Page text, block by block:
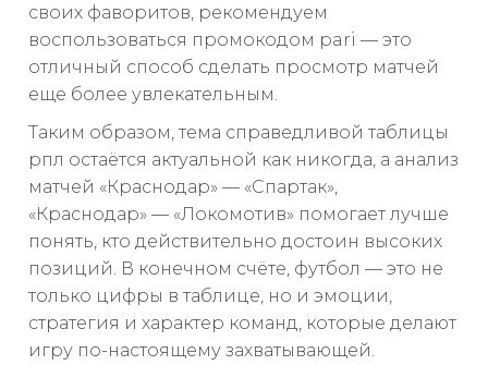
своих фаворитов, рекомендуем
воспользоваться промокодом pari — это
отличный способ сделать просмотр матчей
еще более увлекательным.
Таким образом, тема справедливой таблицы
рпл остаётся актуальной как никогда, а анализ
матчей «Краснодар» — «Спартак»,
«Краснодар» — «Локомотив» помогает лучше
понять, кто действительно достоин высоких
позиций. В конечном счёте, футбол — это не
только цифры в таблице, но и эмоции,
стратегия и характер команд, которые делают
игру по-настоящему захватывающей.